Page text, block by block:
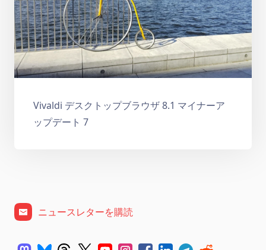
Vivaldi デスクトップブラウザ 8.1 マイナーア
ップデート 7
ニュースレターを購読